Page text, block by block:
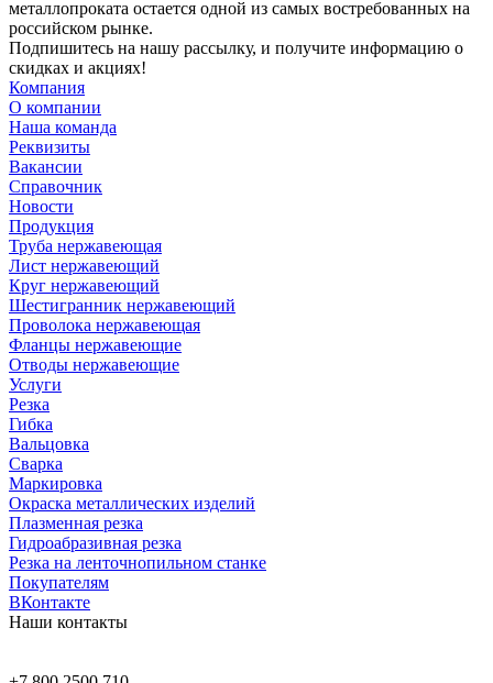
металлопроката остается одной из самых востребованных на
российском рынке.
Подпишитесь на нашу рассылку, и получите информацию о
скидках и акциях!
Компания
О компании
Наша команда
Реквизиты
Вакансии
Справочник
Новости
Продукция
Труба нержавеющая
Лист нержавеющий
Круг нержавеющий
Шестигранник нержавеющий
Проволока нержавеющая
Фланцы нержавеющие
Отводы нержавеющие
Услуги
Резка
Гибка
Вальцовка
Сварка
Маркировка
Окраска металлических изделий
Плазменная резка
Гидроабразивная резка
Резка на ленточнопильном станке
Покупателям
ВКонтакте
Наши контакты